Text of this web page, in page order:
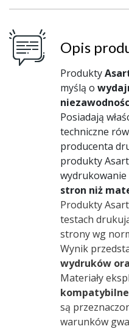
Opis
Produkty
myślą o
Posiadają
techniczne
producenta
produkty
wydrukowanie
stron niż
Produkty
testach
strony wg
Wynik
wydruków
Materiały
kompatybilne
są
warunków